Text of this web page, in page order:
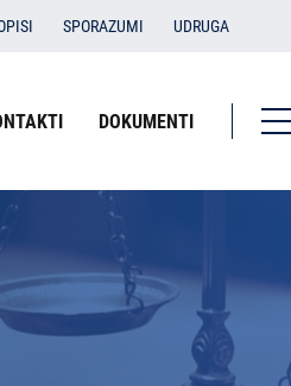
SPORAZUMI UDRUGA
Županijska
ŽDO Bjelovar
ŽDO Dubrovnik
ŽDO Karlovac
DOKUMENTI